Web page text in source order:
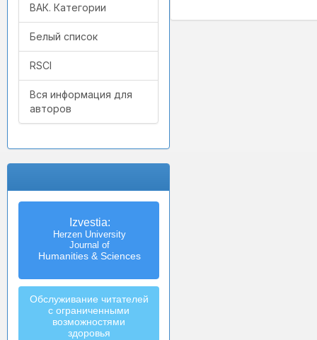
ВАК. Категории
Белый список
RSCI
Вся информация для
авторов
Izvestia:
Herzen University
Journal of
Humanities & Sciences
Обслуживание читателей
с ограниченными
возможностями
здоровья